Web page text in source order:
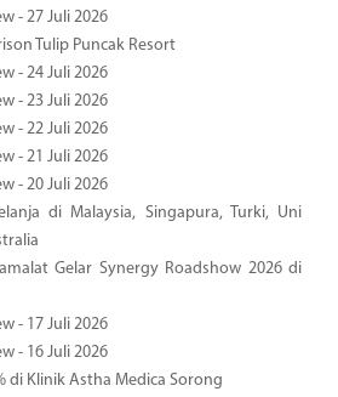
- 27 Juli 2026
Tulip Puncak Resort
- 24 Juli 2026
- 23 Juli 2026
- 22 Juli 2026
- 21 Juli 2026
- 20 Juli 2026
di Malaysia, Singapura, Turki, Uni
Gelar Synergy Roadshow 2026 di
- 17 Juli 2026
- 16 Juli 2026
di Klinik Astha Medica Sorong